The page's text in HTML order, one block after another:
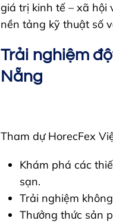
giá trị kinh tế – xã hội
nền tảng kỹ thuật số
Trải nghiệm
Nẵng
Tham dự HorecFex
Khám phá các
sạn.
Trải nghiệm
Thưởng thức sản